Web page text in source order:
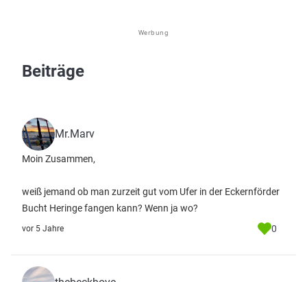
Werbung
Beiträge
Mr.Marv
Moin Zusammen,
weiß jemand ob man zurzeit gut vom Ufer in der Eckernförder
Bucht Heringe fangen kann? Wenn ja wo?
vor 5 Jahre 0